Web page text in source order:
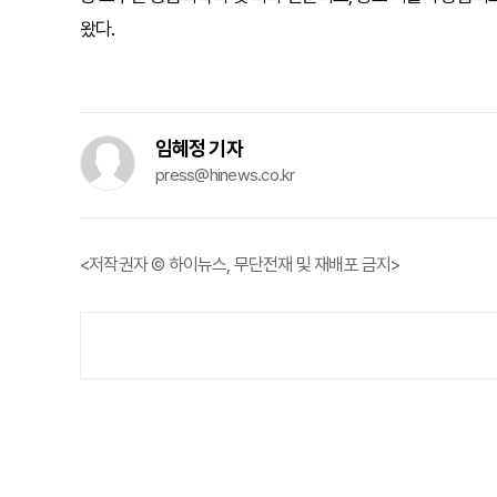
왔다.
임혜정 기자
press@hinews.co.kr
<저작권자 © 하이뉴스, 무단전재 및 재배포 금지>